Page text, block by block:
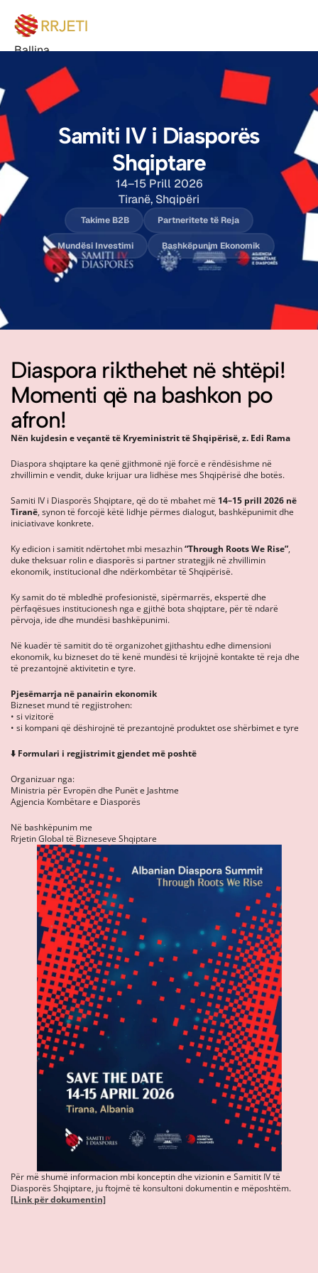
Ballina
Eventet
Degët
Bëhu anëtar
Rreth neshSamiti IV i Diasporës
Shqiptare
14–15 Prill 2026
Tiranë, Shqipëri
Takime B2B Partneritete të Reja
Mundësi Investimi Bashkëpunim Ekonomik
Diaspora rikthehet në shtëpi!
Momenti që na bashkon po
afron!
Nën kujdesin e veçantë të Kryeministrit të Shqipërisë, z. Edi Rama
Diaspora shqiptare ka qenë gjithmonë një forcë e rëndësishme në
zhvillimin e vendit, duke krijuar ura lidhëse mes Shqipërisë dhe botës.
Samiti IV i Diasporës Shqiptare, që do të mbahet më 14–15 prill 2026 në
Tiranë, synon të forcojë këtë lidhje përmes dialogut, bashkëpunimit dhe
iniciativave konkrete.
Ky edicion i samitit ndërtohet mbi mesazhin“Through Roots We Rise”,
duke theksuar rolin e diasporës si partner strategjik në zhvillimin
ekonomik, institucional dhe ndërkombëtar të Shqipërisë.
Ky samit do të mbledhë profesionistë, sipërmarrës, ekspertë dhe
përfaqësues institucionesh nga e gjithë bota shqiptare, për të ndarë
përvoja, ide dhe mundësi bashkëpunimi.
Në kuadër të samitit do të organizohet gjithashtu edhe dimensioni
ekonomik, ku bizneset do të kenë mundësi të krijojnë kontakte të reja dhe
të prezantojnë aktivitetin e tyre.
Pjesëmarrja në panairin ekonomik
Bizneset mund të regjistrohen:
• si vizitorë
• si kompani që dëshirojnë të prezantojnë produktet ose shërbimet e tyre
⬇️ Formulari i regjistrimit gjendet më poshtë
Organizuar nga:
Ministria për Evropën dhe Punët e Jashtme
Agjencia Kombëtare e Diasporës
Në bashkëpunim me
Rrjetin Global të Bizneseve Shqiptare
Për më shumë informacion mbi konceptin dhe vizionin e Samitit IV të
Diasporës Shqiptare, ju ftojmë të konsultoni dokumentin e mëposhtëm.
[Link për dokumentin]